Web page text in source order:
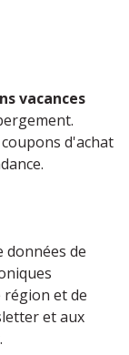
vacances
d'achat
données de
et de
et aux